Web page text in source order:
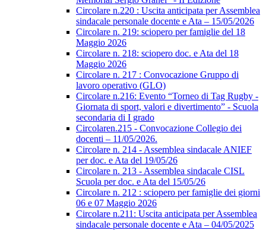
Circolare n.220 : Uscita anticipata per Assemblea
sindacale personale docente e Ata – 15/05/2026
Circolare n. 219: sciopero per famiglie del 18
Maggio 2026
Circolare n. 218: sciopero doc. e Ata del 18
Maggio 2026
Circolare n. 217 : Convocazione Gruppo di
lavoro operativo (GLO)
Circolare n.216: Evento “Torneo di Tag Rugby -
Giornata di sport, valori e divertimento” - Scuola
secondaria di I grado
Circolaren.215 - Convocazione Collegio dei
docenti – 11/05/2026.
Circolare n. 214 - Assemblea sindacale ANIEF
per doc. e Ata del 19/05/26
Circolare n. 213 - Assemblea sindacale CISL
Scuola per doc. e Ata del 15/05/26
Circolare n. 212 : sciopero per famiglie dei giorni
06 e 07 Maggio 2026
Circolare n.211: Uscita anticipata per Assemblea
sindacale personale docente e Ata – 04/05/2025